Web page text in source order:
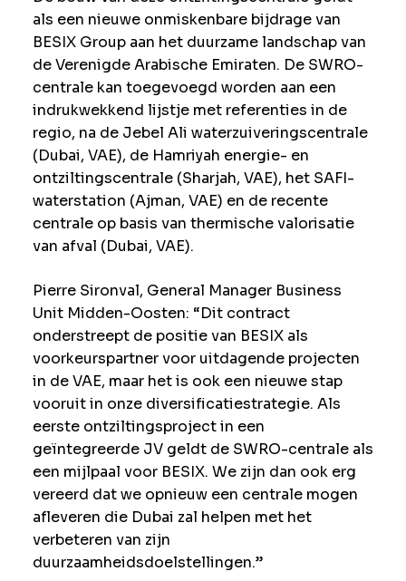
als een nieuwe onmiskenbare bijdrage van
BESIX Group aan het duurzame landschap van
de Verenigde Arabische Emiraten. De SWRO-
centrale kan toegevoegd worden aan een
indrukwekkend lijstje met referenties in de
regio, na de Jebel Ali waterzuiveringscentrale
(Dubai, VAE), de Hamriyah energie- en
ontziltingscentrale (Sharjah, VAE), het SAFI-
waterstation (Ajman, VAE) en de recente
centrale op basis van thermische valorisatie
van afval (Dubai, VAE).
Pierre Sironval, General Manager Business
Unit Midden-Oosten: “Dit contract
onderstreept de positie van BESIX als
voorkeurspartner voor uitdagende projecten
in de VAE, maar het is ook een nieuwe stap
vooruit in onze diversificatiestrategie. Als
eerste ontziltingsproject in een
geïntegreerde JV geldt de SWRO-centrale als
een mijlpaal voor BESIX. We zijn dan ook erg
vereerd dat we opnieuw een centrale mogen
afleveren die Dubai zal helpen met het
verbeteren van zijn
duurzaamheidsdoelstellingen.”